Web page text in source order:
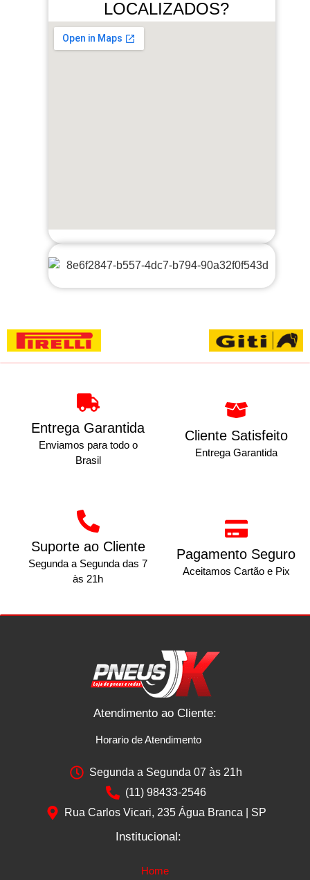
LOCALIZADOS?
Entrega Garantida
Enviamos para todo o
Brasil
Cliente Satisfeito
Entrega Garantida
Suporte ao Cliente
Segunda a Segunda das 7
às 21h
Pagamento Seguro
Aceitamos Cartão e Pix
Atendimento ao Cliente:
Horario de Atendimento
Segunda a Segunda 07 às 21h
(11) 98433-2546
Rua Carlos Vicari, 235 Água Branca | SP
Institucional:
Home